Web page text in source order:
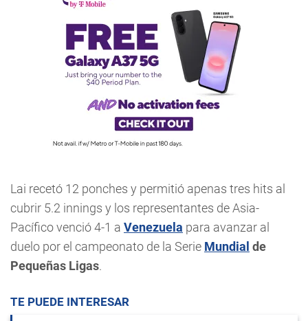
Lai recetó 12 ponches y permitió apenas tres hits al
cubrir 5.2 innings y los representantes de Asia-
Pacífico venció 4-1 a Venezuela para avanzar al
duelo por el campeonato de la Serie Mundial de
Pequeñas Ligas.
TE PUEDE INTERESAR